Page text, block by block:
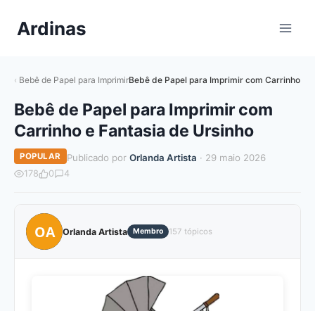
paraArdinas
Bebê de Papel para ImprimirBebê de Papel para Imprimir com Carrinho e
Bebê de Papel para Imprimir com
Carrinho e Fantasia de Ursinho
POPULAR Publicado por Orlanda Artista · 29 maio 2026
178 0 4
OA Orlanda Artista Membro 157 tópicos